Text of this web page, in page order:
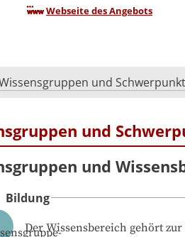
Webseite des Angebots
und
und
und
Bildung
Der Wissensbereich gehört zur